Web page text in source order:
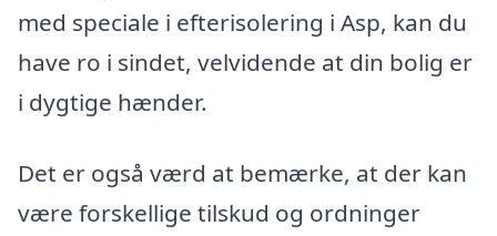
med speciale i efterisolering i Asp, kan du
have ro i sindet, velvidende at din bolig er
i dygtige hænder.
Det er også værd at bemærke, at der kan
være forskellige tilskud og ordninger